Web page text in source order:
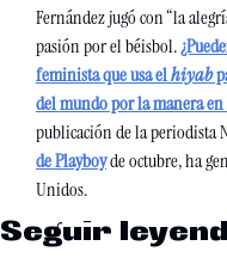
Fernández jugó con “la
pasión por el béisbol.
feminista que usa el hiyab
del mundo por la manera en
publicación de la periodista
de Playboy de octubre, ha
Unidos.
Seguir